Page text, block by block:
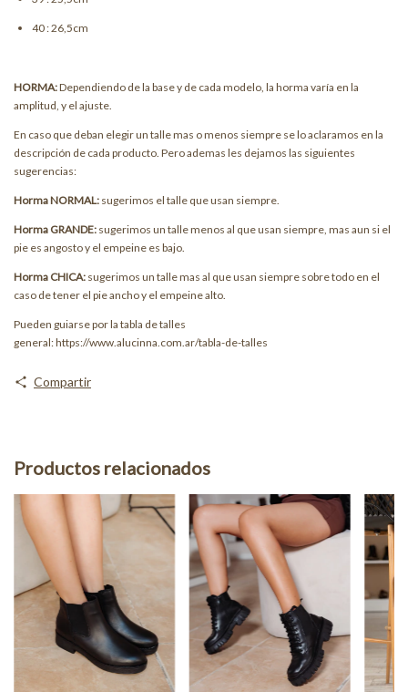
40 : 26,5cm
HORMA:Dependiendo de la base y de cada modelo, la horma varía en la
amplitud, y el ajuste.
En caso que deban elegir un talle mas o menos siempre se lo aclaramos en la
descripción de cada producto. Pero ademas les dejamos las siguientes
sugerencias:
Horma NORMAL: sugerimos el talle que usan siempre.
Horma GRANDE: sugerimos un talle menos al que usan siempre, mas aun si el
pie es angosto y el empeine es bajo.
Horma CHICA: sugerimos un talle mas al que usan siempre sobre todo en el
caso de tener el pie ancho y el empeine alto.
Pueden guiarse por la tabla de talles
general:https://www.alucinna.com.ar/tabla-de-talles
Compartir
Productos relacionados